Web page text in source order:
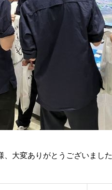
、大変ありがとうございまし